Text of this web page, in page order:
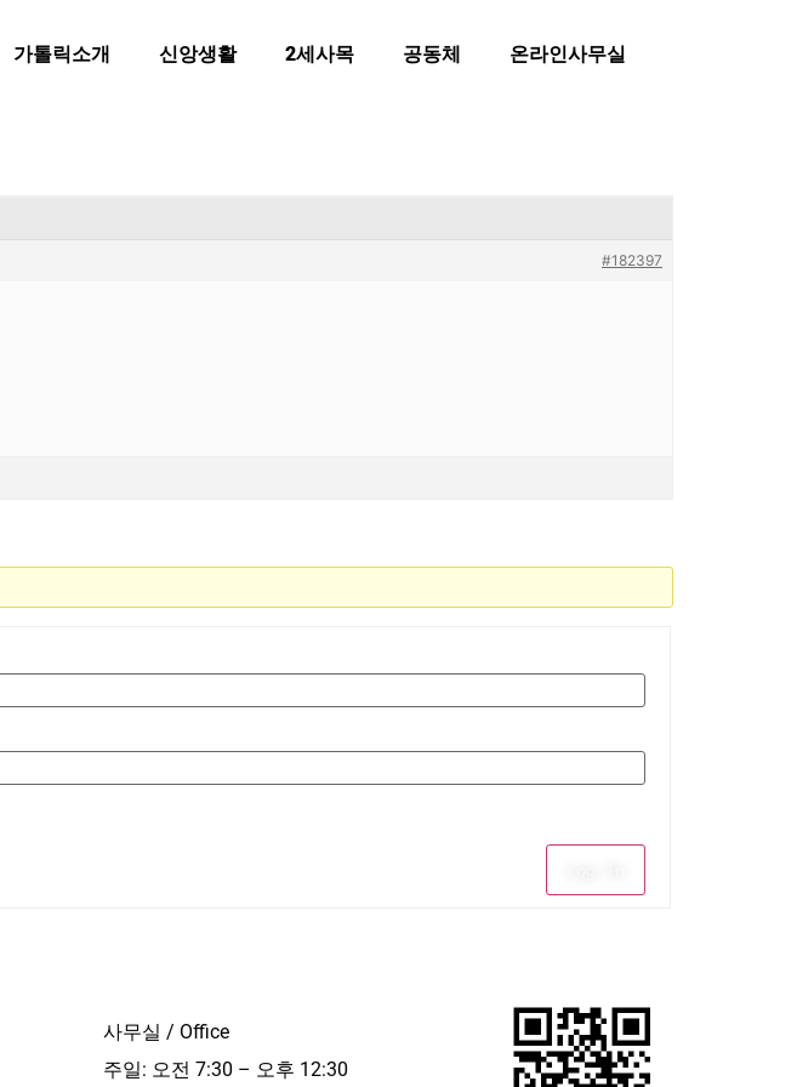
가톨릭소개 신앙생활 2세사목 공동체 온라인사무실
#182397
사무실 / Office
주일: 오전 7:30 – 오후 12:30